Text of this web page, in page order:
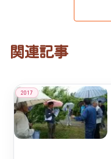
関連記事
2017